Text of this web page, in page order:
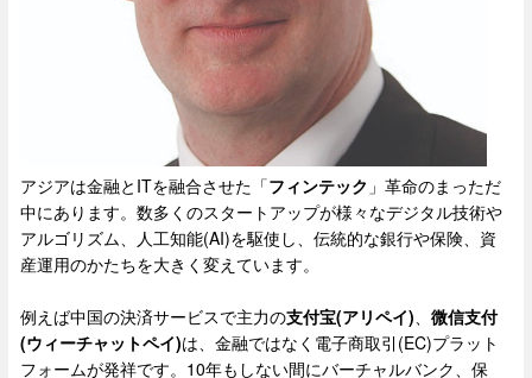
アジアは金融とITを融合させた「フィンテック 」革命のまっただ
中にあります。数多くのスタートアップが様々なデジタル技術や
アルゴリズム、人工知能(AI)を駆使し、伝統的な銀行や保険、資
産運用のかたちを大きく変えています。
例えば中国の決済サービスで主力の支付宝(アリペイ)、 微信支付
(ウィーチャットペイ)は、金融ではなく電子商取引(EC)プラット
フォームが発祥です。10年もしない間にバーチャルバンク、保